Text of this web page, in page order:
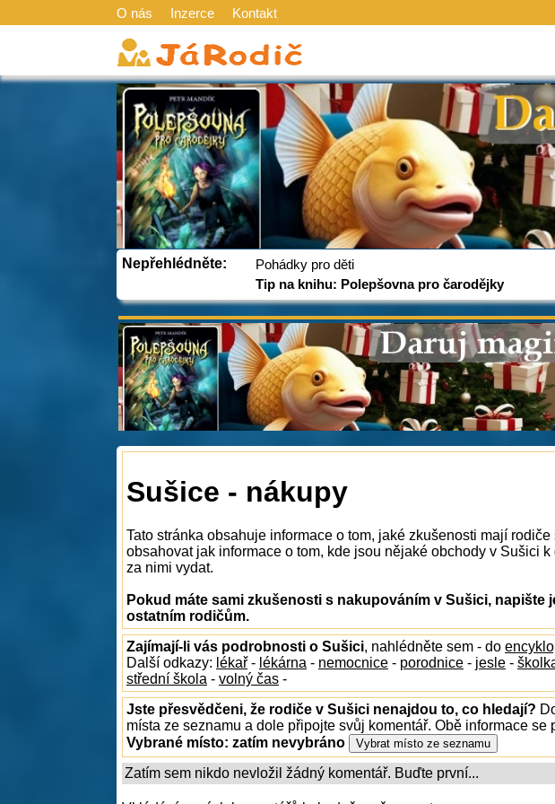
O nás Inzerce Kontakt
Nepřehlédněte:
Pohádky pro děti
Tip na knihu: Polepšovna pro čarodějky
Sušice - nákupy
Tato stránka obsahuje informace o tom, jaké zkušenosti mají
obsahovat jak informace o tom, kde jsou nějaké obchody v Sušici
za nimi vydat.
Pokud máte sami zkušenosti s nakupováním v Sušici, napište
ostatním rodičům.
Zajímají-li vás podrobnosti o Sušici, nahlédněte sem - do
Další odkazy: lékař - lékárna - nemocnice - porodnice - jesle -
střední škola - volný čas -
Jste přesvědčeni, že rodiče v Sušici nenajdou to, co hledají?
místa ze seznamu a dole připojte svůj komentář. Obě informace
Vybrané místo: zatím nevybráno
Zatím sem nikdo nevložil žádný komentář. Buďte první...